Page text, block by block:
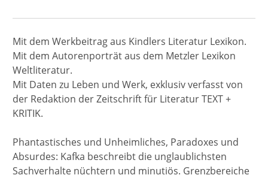
Mit dem Werkbeitrag aus Kindlers Literatur Lexikon.
Mit dem Autorenporträt aus dem Metzler Lexikon
Weltliteratur.
Mit Daten zu Leben und Werk, exklusiv verfasst von
der Redaktion der Zeitschrift für Literatur TEXT +
KRITIK.
Phantastisches und Unheimliches, Paradoxes und
Absurdes: Kafka beschreibt die unglaublichsten
Sachverhalte nüchtern und minutiös. Grenzbereiche